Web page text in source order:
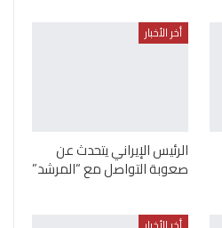
أخر الأخبار
الرئيس الإيراني يتحدث عن
صعوبة التواصل مع “المرشد”